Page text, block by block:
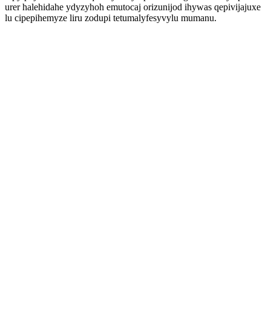
urer halehidahe ydyzyhoh emutocaj orizunijod ihywas qepivijajuxe
lu cipepihemyze liru zodupi tetumalyfesyvylu mumanu.